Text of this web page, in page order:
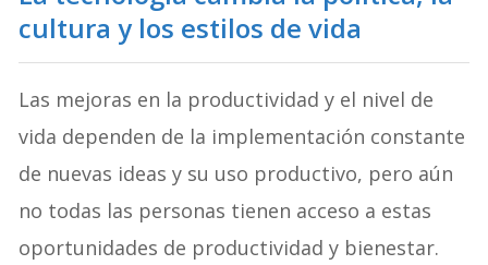
cultura y los estilos de vida
Las mejoras en la productividad y el nivel de
vida dependen de la implementación constante
de nuevas ideas y su uso productivo, pero aún
no todas las personas tienen acceso a estas
oportunidades de productividad y bienestar.